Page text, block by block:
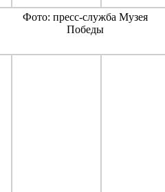
Фото: пресс-служба Музея
Победы